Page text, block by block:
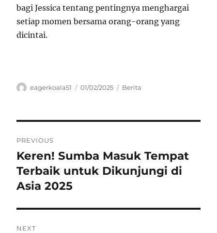
bagi Jessica tentang pentingnya menghargai
setiap momen bersama orang-orang yang
dicintai.
Author
eagerkoala51
Posted
01/02/2025 Categories
Berita
pos
PREVIOUS
Previous
post:
Keren! Sumba Masuk Tempat
Terbaik untuk Dikunjungi di
Asia 2025
NEXT